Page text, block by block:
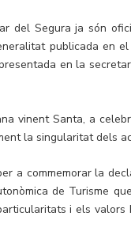
del Segura ja són
publicada en
en la
vinent Santa, a
la singularitat dels
a commemorar la
de Turisme
i els valors